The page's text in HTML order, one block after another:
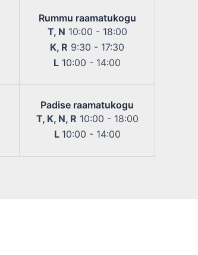
Rummu raamatukogu
T, N 10:00 - 18:00
K, R 9:30 - 17:30
L 10:00 - 14:00
Padise raamatukogu
T, K, N, R 10:00 - 18:00
L 10:00 - 14:00